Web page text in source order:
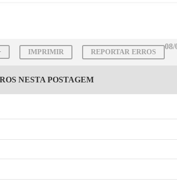
08/
IMPRIMIR REPORTAR ERROS
NESTA POSTAGEM